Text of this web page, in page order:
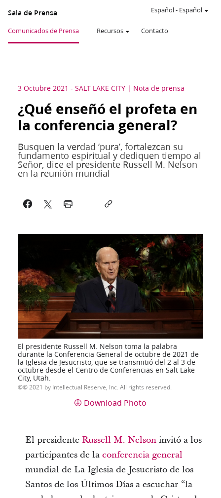
Sala de Prensa
Comunicados de Prensa Recursos Contacto
Español- Español
3 Octubre 2021 - SALT LAKE CITY Nota de prensa
¿Qué enseñó el profeta en
la conferencia general?
Busquen la verdad ‘pura’, fortalezcan su
fundamento espiritual y dediquen tiempo al
Señor, dice el presidente Russell M. Nelson
en la reunión mundial
El presidente Russell M. Nelson toma la palabra
durante la Conferencia General de octubre de 2021 de
la Iglesia de Jesucristo, que se transmitió del 2 al 3 de
octubre desde el Centro de Conferencias en Salt Lake
City, Utah.
© 2021 by Intellectual Reserve, Inc. All rights reserved.
Download Photo
El presidente Russell M. Nelsoninvitó a los
participantes de la conferencia general
mundial de La Iglesia de Jesucristo de los
Santos de los Últimos Días a escuchar “la